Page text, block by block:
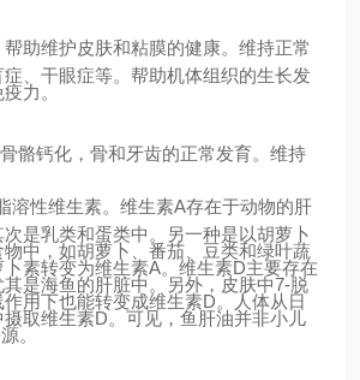
助维护皮肤和粘膜的健康。维持正常
、干眼症等。帮助机体组织的生长发
力。
骼钙化，骨和牙齿的正常发育。维持
溶性维生素。维生素A存在于动物的肝
是乳类和蛋类中。另一种是以胡萝卜
中，如胡萝卜、番茄、豆类和绿叶蔬
素转变为维生素A。维生素D主要存在
是海鱼的肝脏中。另外，皮肤中7-脱
用下也能转变成维生素D。人体从日
取维生素D。可见，鱼肝油并非小儿
。